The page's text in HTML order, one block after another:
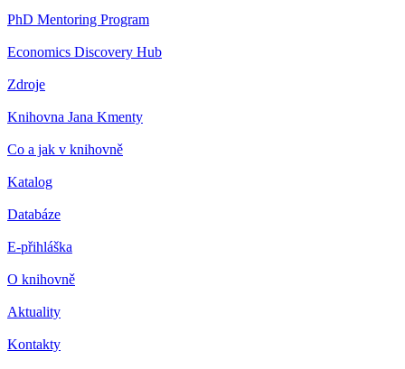
PhD Mentoring Program
Economics Discovery Hub
Zdroje
Knihovna Jana Kmenty
Co a jak v knihovně
Katalog
Databáze
E-přihláška
O knihovně
Aktuality
Kontakty